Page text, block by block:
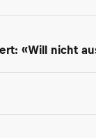
«Will nicht